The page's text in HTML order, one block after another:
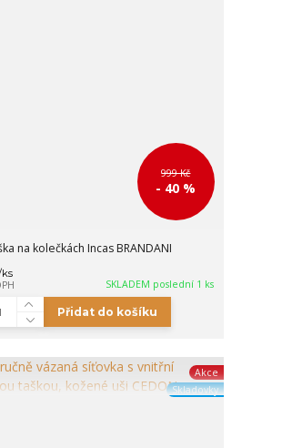
999 Kč
- 40 %
na kolečkách Incas BRANDANI
ks
SKLADEM poslední 1 ks
Přidat do košíku
Akce
Skladovky